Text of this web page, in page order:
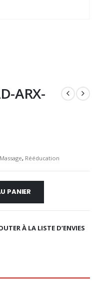
ARX-
, Rééducation
PANIER
À LA LISTE D’ENVIES